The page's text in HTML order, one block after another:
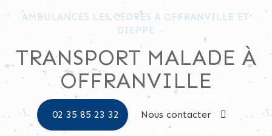
AMBULANCES LES CÈDRES À OFFRANVILLE ET
DIEPPE
TRANSPORT MALADE À
OFFRANVILLE
02 35 85 23 32 Nous contacter